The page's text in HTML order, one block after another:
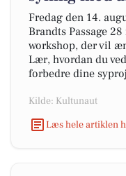
Fredag den 14.
Brandts Passage
workshop, der vil
Lær, hvordan du
forbedre dine
Kilde: Kultunaut
Læs hele artiklen